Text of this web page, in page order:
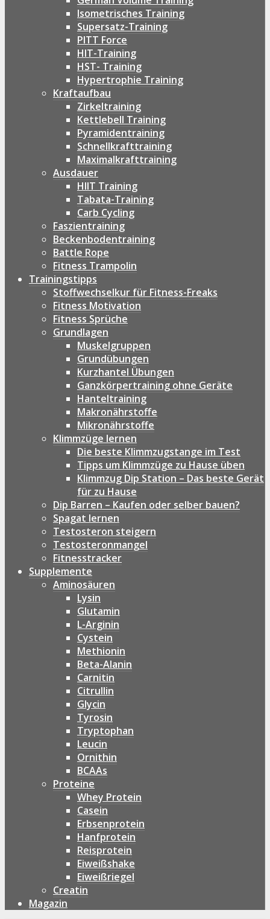
Isometrisches Training
Supersatz-Training
PITT Force
HIT-Training
HST- Training
Hypertrophie Training
Kraftaufbau
Zirkeltraining
Kettlebell Training
Pyramidentraining
Schnellkrafttraining
Maximalkrafttraining
Ausdauer
HIIT Training
Tabata-Training
Carb Cycling
Faszientraining
Beckenbodentraining
Battle Rope
Fitness Trampolin
Trainingstipps
Stoffwechselkur für Fitness-Freaks
Fitness Motivation
Fitness Sprüche
Grundlagen
Muskelgruppen
Grundübungen
Kurzhantel Übungen
Ganzkörpertraining ohne Geräte
Hanteltraining
Makronährstoffe
Mikronährstoffe
Klimmzüge lernen
Die beste Klimmzugstange im Test
Tipps um Klimmzüge zu Hause üben
Klimmzug Dip Station – Das beste Gerät
für zu Hause
Dip Barren – Kaufen oder selber bauen?
Spagat lernen
Testosteron steigern
Testosteronmangel
Fitnesstracker
Supplemente
Aminosäuren
Lysin
Glutamin
L-Arginin
Cystein
Methionin
Beta-Alanin
Carnitin
Citrullin
Glycin
Tyrosin
Tryptophan
Leucin
Ornithin
BCAAs
Proteine
Whey Protein
Casein
Erbsenprotein
Hanfprotein
Reisprotein
Eiweißshake
Eiweißriegel
Creatin
Magazin